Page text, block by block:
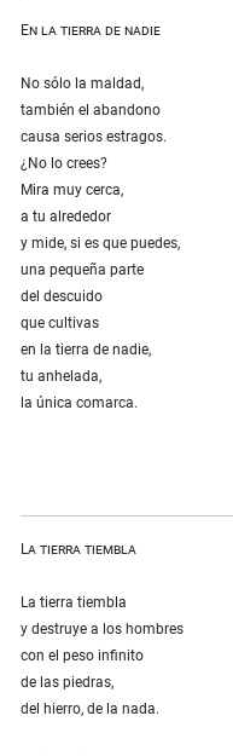
En la tierra de nadie
No sólo la maldad,
también el abandono
causa serios estragos.
¿No lo crees?
Mira muy cerca,
a tu alrededor
y mide, si es que puedes,
una pequeña parte
del descuido
que cultivas
en la tierra de nadie,
tu anhelada,
la única comarca.
La tierra tiembla
La tierra tiembla
y destruye a los hombres
con el peso infinito
de las piedras,
del hierro, de la nada.